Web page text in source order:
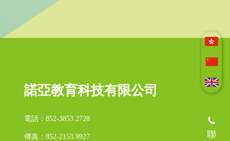
聯
諾亞教育科技有限公司
電話：852-3853 2728
傳真：852-2153 9927